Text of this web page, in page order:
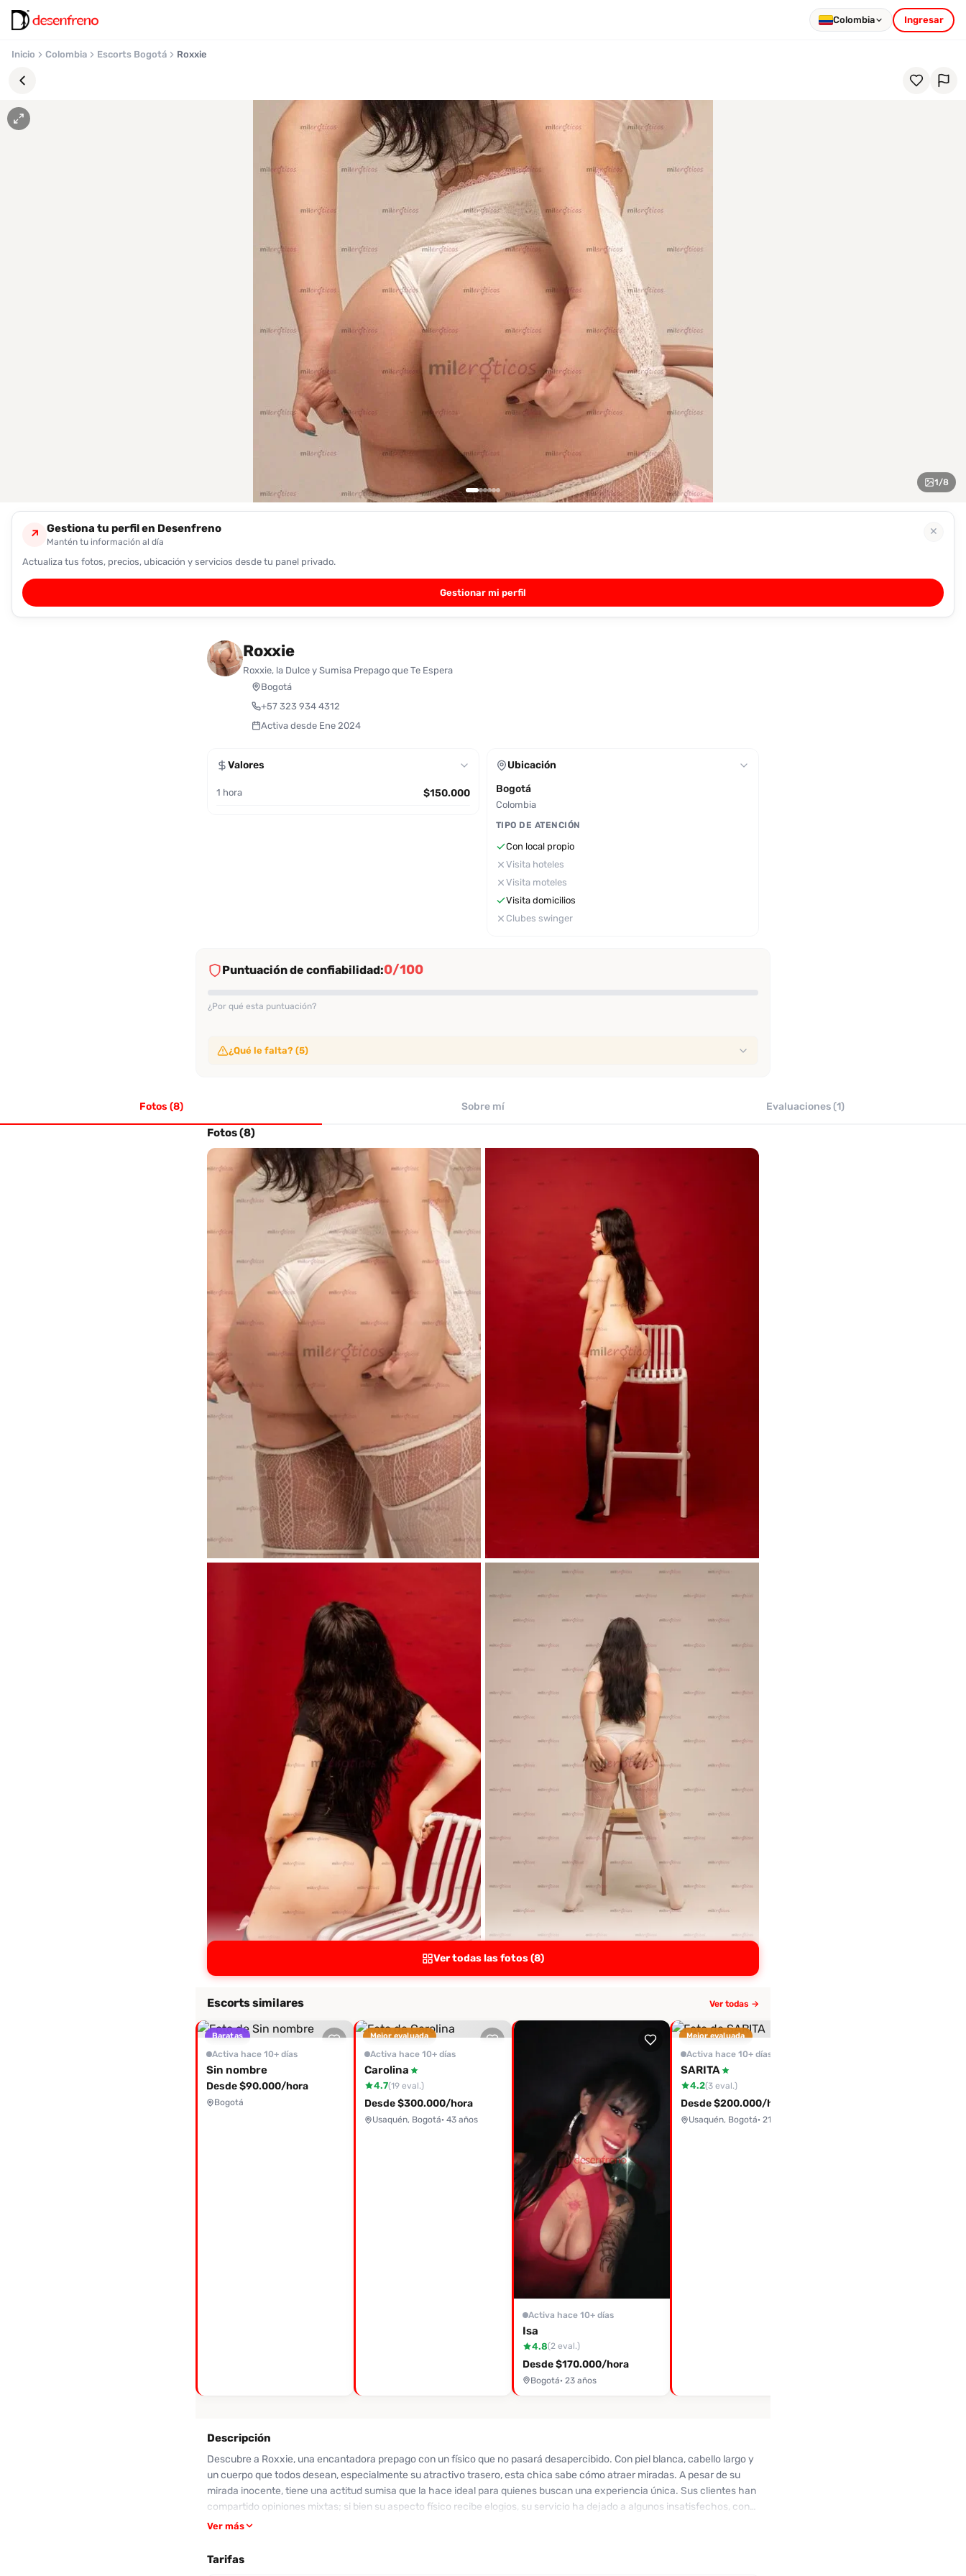
Colombia Ingresar
Inicio Colombia Escorts Bogotá Roxxie
1/8
↗ Gestiona tu perfil en Desenfreno
Mantén tu información al día
✕
Actualiza tus fotos, precios, ubicación y servicios desde tu panel privado.
Gestionar mi perfil
Roxxie
Roxxie, la Dulce y Sumisa Prepago que Te Espera
Bogotá
+57 323 934 4312
Activa desde Ene 2024
Valores
1 hora $150.000
Ubicación
Bogotá
Colombia
TIPO DE ATENCIÓN
Con local propio
Visita hoteles
Visita moteles
Visita domicilios
Clubes swinger
Puntuación de confiabilidad:0/100
¿Por qué esta puntuación?
¿Qué le falta? (5)
Sin perfil verificado
Sin evaluación reciente
No tiene evaluaciones en los últimos 30 días
Sin tasa alta de recomendación
No alcanza el 70% de recomendación entre clientes
Fotos (8) Sobre mí Evaluaciones (1)
Fotos (8)
Ver todas las fotos (8)
Escorts similares Ver todas →
Baratas
Activa hace 10+ días
Sin nombre
Desde $90.000/hora
Bogotá
Mejor evaluada
Activa hace 10+ días
Carolina
4.7(19 eval.)
Desde $300.000/hora
Usaquén, Bogotá· 43 años
Activa hace 10+ días
Isa
4.8(2 eval.)
Desde $170.000/hora
Bogotá· 23 años
Mejor evaluada
Activa hace 10+ días
SARITA
4.2(3 eval.)
Desde $200.000/hora
Usaquén, Bogotá· 21 años
Descripción
Descubre a Roxxie, una encantadora prepago con un físico que no pasará desapercibido. Con piel blanca, cabello largo y
un cuerpo que todos desean, especialmente su atractivo trasero, esta chica sabe cómo atraer miradas. A pesar de su
mirada inocente, tiene una actitud sumisa que la hace ideal para quienes buscan una experiencia única. Sus clientes han
compartido opiniones mixtas; si bien su aspecto físico recibe elogios, su servicio ha dejado a algunos insatisfechos, con
comentarios sobre interrupciones en su atención. Aun así, muchos valoran la oportunidad de disfrutar de su agradable
está lista para complacerte y promete un rato lleno de caricias y descubrimientos, ¡anímate a conocerla y vive tu propia
Ver más
Tarifas